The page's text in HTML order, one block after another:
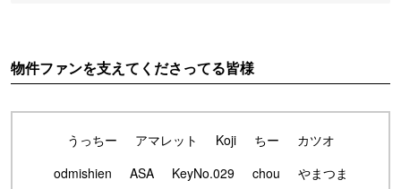
物件ファンを支えてくださってる皆様
うっちー アマレット Koji ちー
カツオ
odmishien
ASA KeyNo.029 chou
やまつま